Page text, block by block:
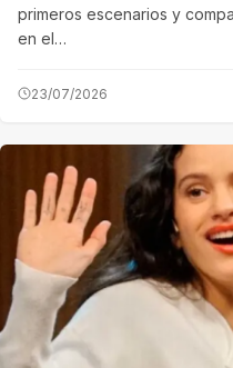
primeros escenarios y
en el…
23/07/2026